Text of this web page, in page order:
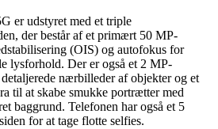
er udstyret med et triple
der består af et primært 50 MP-
(OIS) og autofokus for
lysforhold. Der er også et 2 MP-
nærbilleder af objekter og et
til at skabe smukke portrætter med
baggrund. Telefonen har også et 5
for at tage flotte selfies.